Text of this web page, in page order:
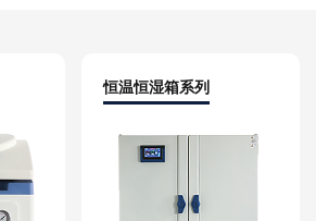
恒温恒湿箱系列